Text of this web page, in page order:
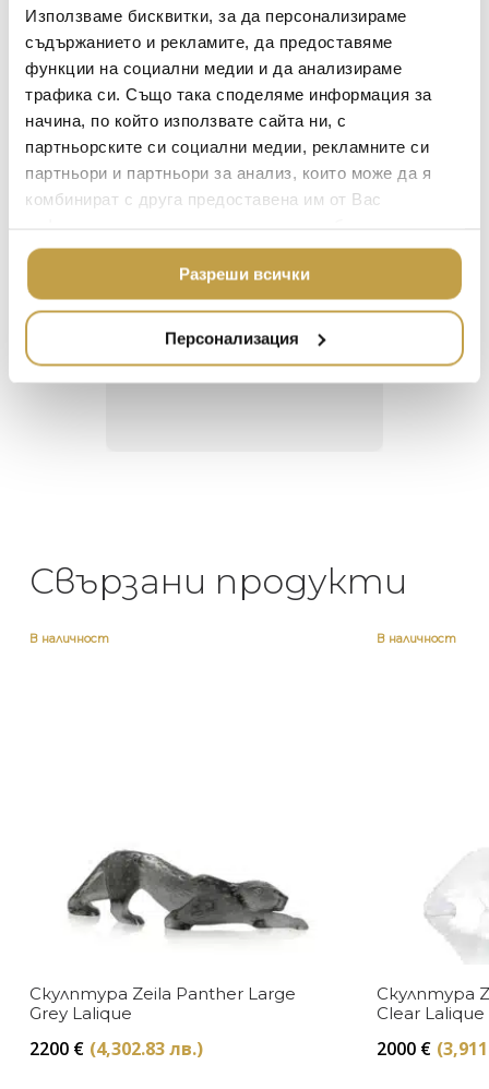
Използваме бисквитки, за да персонализираме
съдържанието и рекламите, да предоставяме
функции на социални медии и да анализираме
трафика си. Също така споделяме информация за
начина, по който използвате сайта ни, с
партньорските си социални медии, рекламните си
партньори и партньори за анализ, които може да я
комбинират с друга предоставена им от Вас
ползването от Ваша страна на услугите им.
Разреши всички
Персонализация
Designed by Marie-Claude Lalique, the Zeila
Panther embodies the strength and grace of a
Panther’s powerful muscles are evident under
its crystal fur and numerous spots.
за
за
2021-06-01
предложения! Любезен
персонал.
Един
Свързани продукти
В наличност
Скулптура Zeila Panther Large
Grey Lalique
2200 € (4,302.83 лв.)
В наличност
Скулптура
Clear Lalique
2000 €
ЗА МАСАТА
ТЕКСТИЛ ЗА ДОМА
АРОМАТИ ЗА ДОМА
ИЗКУСТВО И КНИГИ
ВИСОК КЛАС
МЕБЕЛИ
ПОДАРЪЦИ
BACCARAT
TOM DIXON
MICHAEL ARAM
ASSOULINE
SELETTI
DOLCE & GABBANA
ETHNICRAFT
ZUIVER
DUTCHBONE